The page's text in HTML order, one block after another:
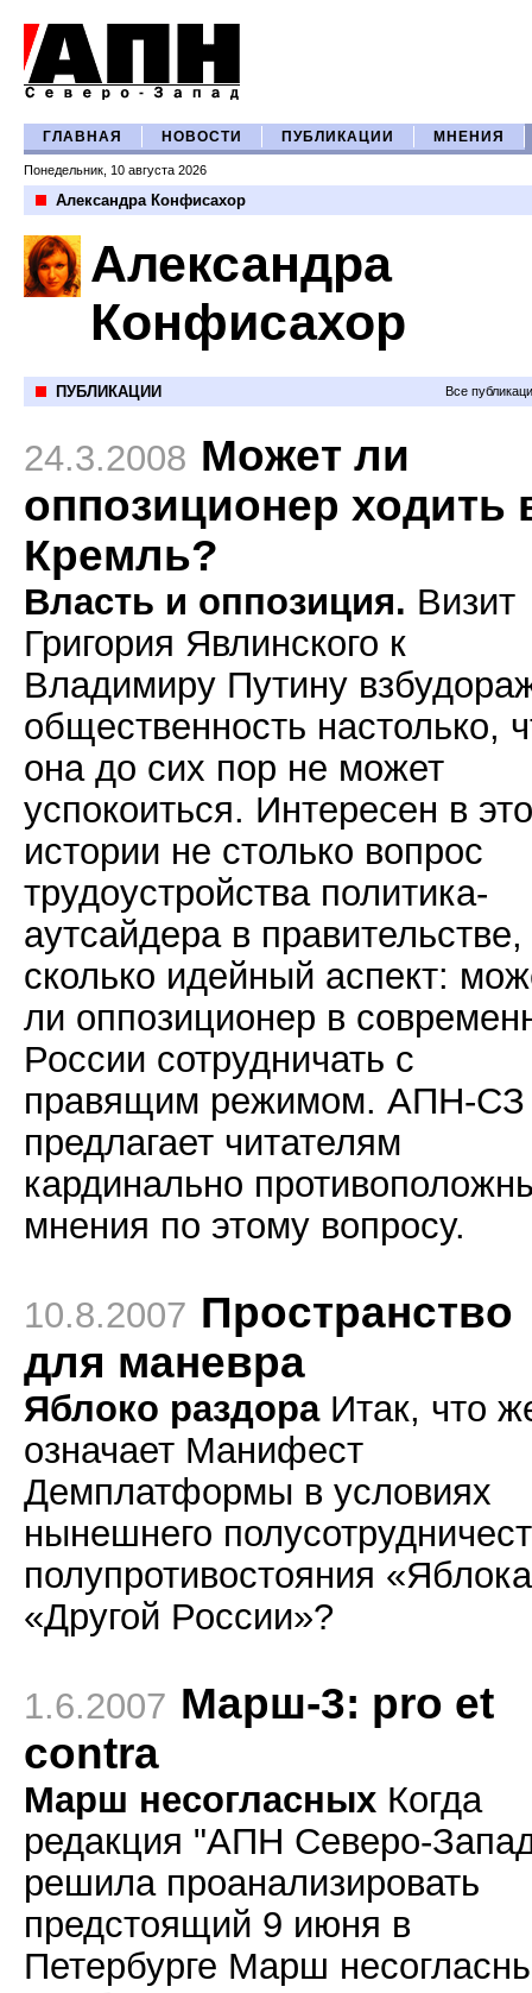
ГЛАВНАЯ НОВОСТИ ПУБЛИКАЦИИ МНЕНИЯ
Понедельник, 10 августа 2026
Александра Конфисахор
Александра
Конфисахор
ПУБЛИКАЦИИ Все
24.3.2008 Может ли
оппозиционер ходить
Кремль?
Власть и оппозиция. Визит
Григория Явлинского к
Владимиру Путину
общественность настолько,
она до сих пор не может
успокоиться. Интересен в
истории не столько вопрос
трудоустройства политика-
аутсайдера в правительстве,
сколько идейный аспект:
ли оппозиционер в
России сотрудничать с
правящим режимом. АПН-СЗ
предлагает читателям
кардинально
мнения по этому вопросу.
10.8.2007 Пространство
для маневра
Яблоко раздораИтак, что
означает Манифест
Демплатформы в условиях
нынешнего
полупротивостояния
«Другой России»?
1.6.2007 Марш-3: pro et
contra
Марш несогласных Когда
редакция "АПН Северо-
решила проанализировать
предстоящий 9 июня в
Петербурге Марш